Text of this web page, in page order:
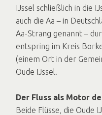
IJssel schließlich in die
auch die Aa – in
Aa-Strang genannt –
entspring im Kreis
(einem Ort in der
Oude IJssel.
Der Fluss als Motor
Beide Flüsse, die Oude